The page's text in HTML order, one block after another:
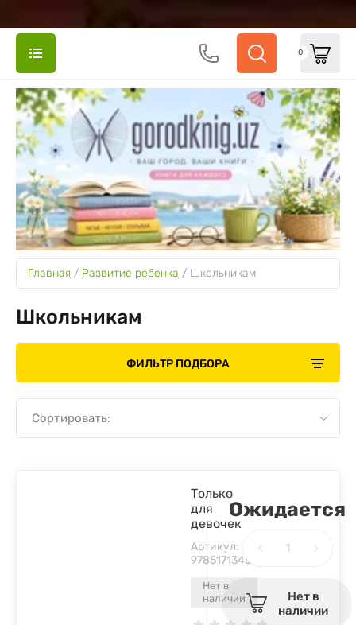
0
Главная / Развитие ребенка / Школьникам
Школьникам
ФИЛЬТР ПОДБОРА
Сортировать:
Нет в
наличии
Только
для
девочек
Артикул:
9785171345600
Ожидается
Нет в
наличии